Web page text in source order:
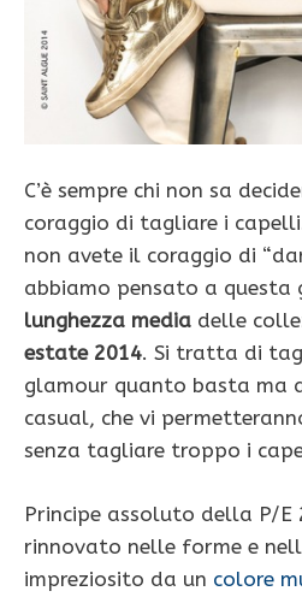
C’è sempre chi non sa
coraggio di tagliare i
non avete il coraggio di
abbiamo pensato a questa
lunghezza media delle
estate 2014. Si tratta di
glamour quanto basta ma
casual, che vi
senza tagliare troppo i
Principe assoluto della P/E
rinnovato nelle forme e
impreziosito da un colore